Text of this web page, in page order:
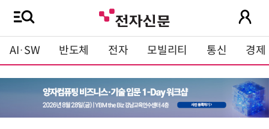
AI·SW 반도체 전자 모빌리티 통신 경제